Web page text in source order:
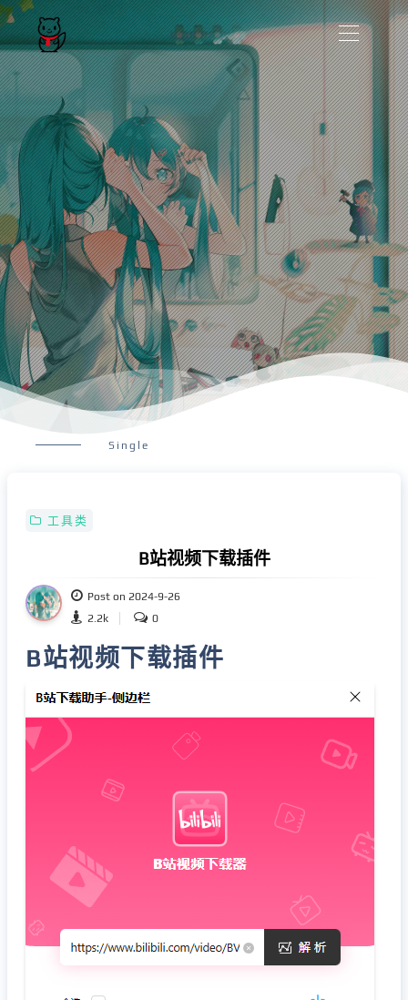
Single
工具类
B站视频下载插件
Post on 2024-9-26
2.2k
0
B站视频下载插件